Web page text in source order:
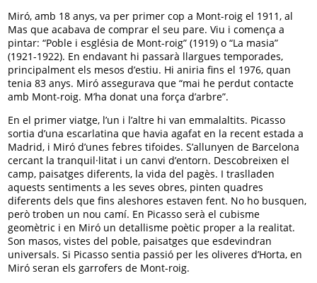
Miró, amb 18 anys, va per primer cop a Mont-roig el 1911, al
Mas que acabava de comprar el seu pare. Viu i comença a
pintar: “Poble i església de Mont-roig” (1919) o “La masia”
(1921-1922). En endavant hi passarà llargues temporades,
principalment els mesos d’estiu. Hi aniria fins el 1976, quan
tenia 83 anys. Miró assegurava que “mai he perdut contacte
amb Mont-roig. M’ha donat una força d’arbre”.
En el primer viatge, l’un i l’altre hi van emmalaltits. Picasso
sortia d’una escarlatina que havia agafat en la recent estada a
Madrid, i Miró d’unes febres tifoides. S’allunyen de Barcelona
cercant la tranquil·litat i un canvi d’entorn. Descobreixen el
camp, paisatges diferents, la vida del pagès. I traslladen
aquests sentiments a les seves obres, pinten quadres
diferents dels que fins aleshores estaven fent. No ho busquen,
però troben un nou camí. En Picasso serà el cubisme
geomètric i en Miró un detallisme poètic proper a la realitat.
Son masos, vistes del poble, paisatges que esdevindran
universals. Si Picasso sentia passió per les oliveres d’Horta, en
Miró seran els garrofers de Mont-roig.